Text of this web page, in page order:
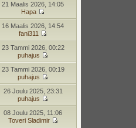
21 Maalis 2026, 14:05
Hapa
16 Maalis 2026, 14:54
fani311
23 Tammi 2026, 00:22
puhajus
23 Tammi 2026, 00:19
puhajus
26 Joulu 2025, 23:31
puhajus
08 Joulu 2025, 11:06
Toveri Sladimir